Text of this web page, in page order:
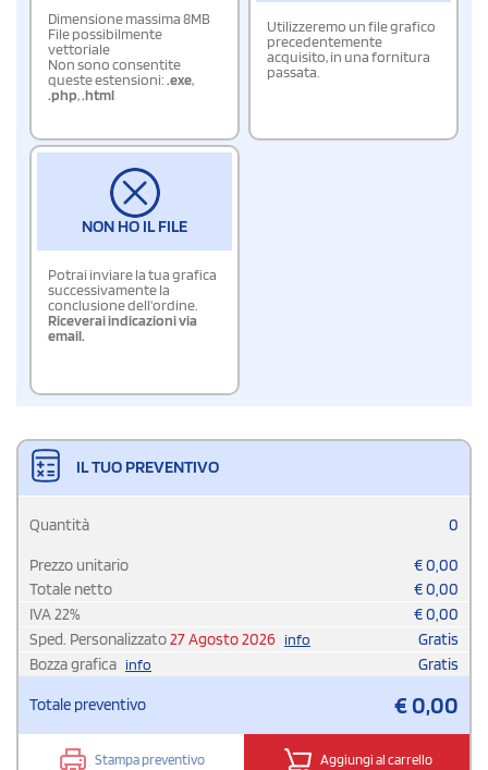
Dimensione massima 8MB
File possibilmente
vettoriale
Non sono consentite
queste estensioni:.exe,
.php,.html
Utilizzeremo un file grafico
precedentemente
acquisito, in una fornitura
passata.
NON HO IL FILE
Potrai inviare la tua grafica
successivamente la
conclusione dell'ordine.
Riceverai indicazioni via
email.
IL TUO PREVENTIVO
Quantità 0
Prezzo unitario €0,00
Totale netto
€0,00
IVA22% €0,00
Sped. Personalizzato27 Agosto 2026 info
Gratis
Bozza grafica info Gratis
Totale preventivo €0,00
Stampa preventivo Aggiungi al carrello